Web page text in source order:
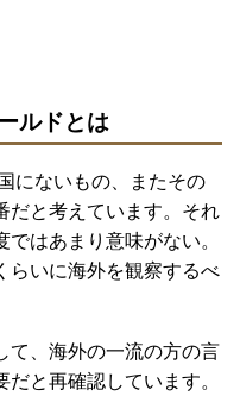
ルドとは
にないもの、またその
だと考えています。それ
はあまり意味がない。
らいに海外を観察するべ
て、海外の一流の方の言
と再確認しています。